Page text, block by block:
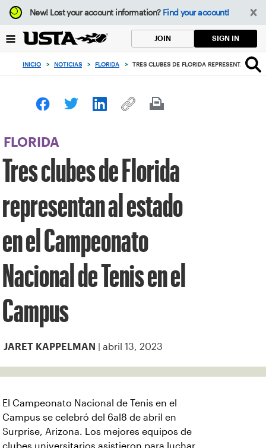
Enfoque
desde
botón
volver
principio
New!Lost your account information? Find your account!
JOIN SIGN IN
INICIO > NOTICIAS > FLORIDA > TRES CLUBES DE FLORIDA REPRESENTAN AL
FLORIDA
Tres clubes de Florida
representan al estado
en el Campeonato
Nacional de Tenis en el
Campus
JARET KAPPELMAN | abril 13, 2023
El Campeonato Nacional de Tenis en el
Campus se celebró del 6al8 de abril en
Surprise, Arizona. Los mejores equipos de
clubes universitarios asistieron para luchar